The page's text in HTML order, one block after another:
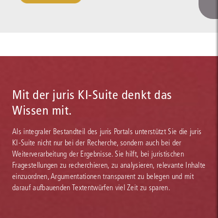
Mit der juris KI-Suite denkt das
Wissen mit.
Als integraler Bestandteil des juris Portals unterstützt Sie die juris
KI-Suite nicht nur bei der Recherche, sondern auch bei der
Weiterverarbeitung der Ergebnisse. Sie hilft, bei juristischen
Fragestellungen zu recherchieren, zu analysieren, relevante Inhalte
einzuordnen, Argumentationen transparent zu belegen und mit
darauf aufbauenden Textentwürfen viel Zeit zu sparen.